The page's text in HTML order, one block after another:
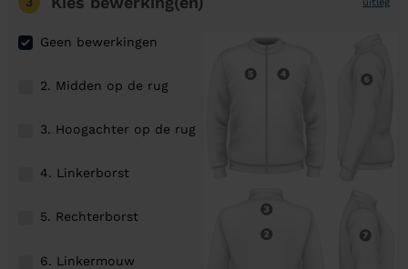
Geen bewerkingen
2. Midden op de rug
3. Hoogachter op de rug
4. Linkerborst
5. Rechterborst
6. Linkermouw